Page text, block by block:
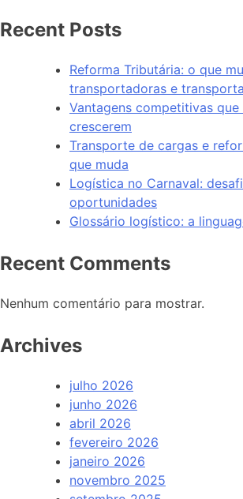
Recent Posts
Reforma Tributária: o que
transportadoras e
Vantagens competitivas
crescerem
Transporte de cargas e
que muda
Logística no Carnaval:
oportunidades
Glossário logístico: a
Recent Comments
Nenhum comentário para mostrar.
Archives
julho 2026
junho 2026
abril 2026
fevereiro 2026
janeiro 2026
novembro 2025